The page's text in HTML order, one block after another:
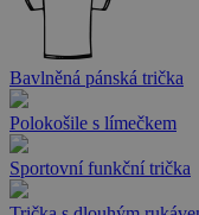
Bavlněná pánská trička
Polokošile s límečkem
Sportovní funkční trička